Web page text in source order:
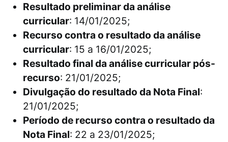
Resultado preliminar da análise
curricular: 14/01/2025;
Recurso contra o resultado da análise
curricular: 15 a 16/01/2025;
Resultado final da análise curricular pós-
recurso: 21/01/2025;
Divulgação do resultado da Nota Final:
21/01/2025;
Período de recurso contra o resultado da
Nota Final: 22 a 23/01/2025;